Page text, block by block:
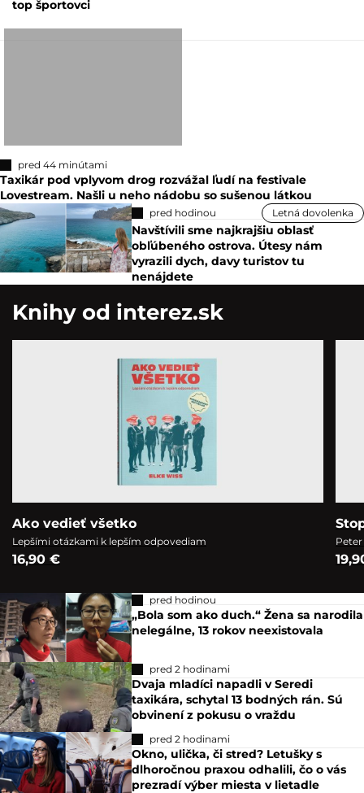
top športovci
pred 44 minútami
Taxikár pod vplyvom drog rozvážal ľudí na festivale
Lovestream. Našli u neho nádobu so sušenou látkou
pred hodinou Letná dovolenka
Navštívili sme najkrajšiu oblasť
obľúbeného ostrova. Útesy nám
vyrazili dych, davy turistov tu
nenájdete
Knihy od interez.sk
Ako vedieť všetko
Lepšími otázkami k lepším odpovediam
16,90 €
pred hodinou
„Bola som ako duch.“ Žena sa narodila
nelegálne, 13 rokov neexistovala
pred 2 hodinami
Dvaja mladíci napadli v Seredi
taxikára, schytal 13 bodných rán. Sú
obvinení z pokusu o vraždu
pred 2 hodinami
Okno, ulička, či stred? Letušky s
dlhoročnou praxou odhalili, čo o vás
prezradí výber miesta v lietadle